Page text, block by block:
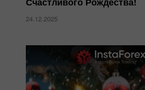
24.12.2025